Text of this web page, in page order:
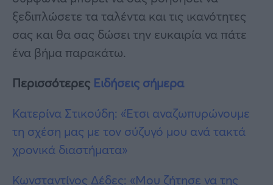
ξεδιπλώσετε τα ταλέντα και τις ικανότητες
σας και θα σας δώσει την ευκαιρία να πάτε
ένα βήμα παρακάτω.
Περισσότερες Ειδήσεις σήμερα
Κατερίνα Στικούδη: «Έτσι αναζωπυρώνουμε
τη σχέση μας με τον σύζυγό μου ανά τακτά
χρονικά διαστήματα»
Κωνσταντίνος Δέδες: «Μου ζήτησε να της